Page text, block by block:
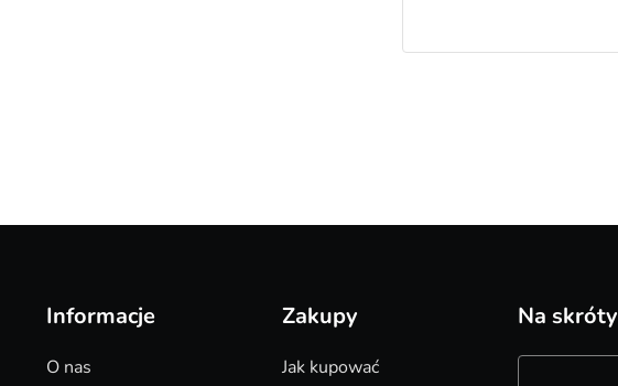
Informacje
O nas
Zakupy
Jak kupować
Na skróty